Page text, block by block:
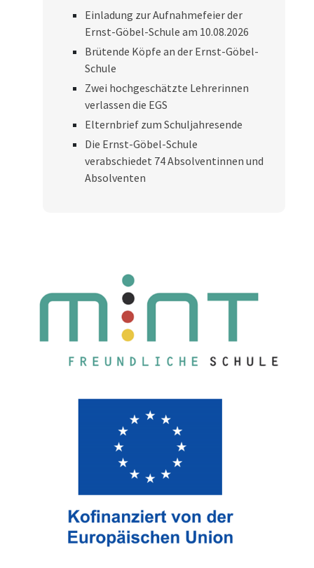
Einladung zur Aufnahmefeier der
Ernst-Göbel-Schule am 10.08.2026
Brütende Köpfe an der Ernst-Göbel-
Schule
Zwei hochgeschätzte Lehrerinnen
verlassen die EGS
Elternbrief zum Schuljahresende
Die Ernst-Göbel-Schule
verabschiedet 74 Absolventinnen und
Absolventen